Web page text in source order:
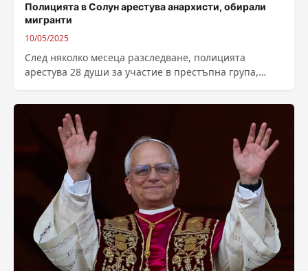
Полицията в Солун арестува анархисти, обирали
мигранти
10/05/2025
След няколко месеца разследване, полицията
арестува 28 души за участие в престъпна група,
основа....